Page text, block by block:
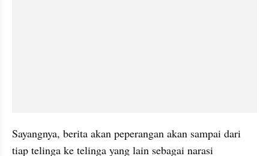
Sayangnya, berita akan peperangan akan sampai dari
tiap telinga ke telinga yang lain sebagai narasi